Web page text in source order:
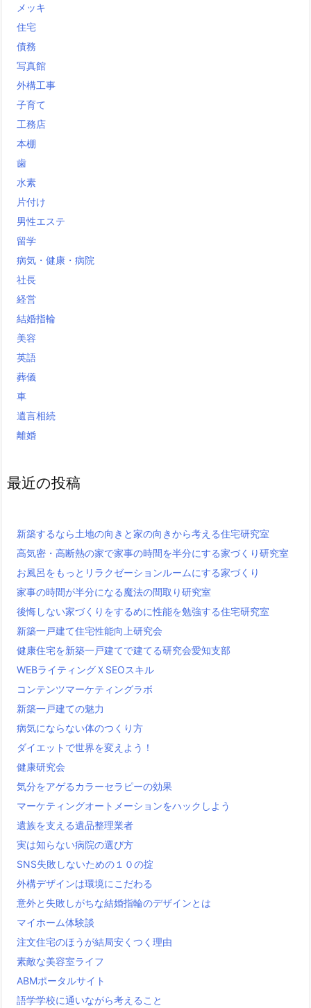
メッキ
住宅
債務
写真館
外構工事
子育て
工務店
本棚
歯
水素
片付け
男性エステ
留学
病気・健康・病院
社長
経営
結婚指輪
美容
英語
葬儀
車
遺言相続
離婚
最近の投稿
新築するなら土地の向きと家の向きから考える住宅研究室
高気密・高断熱の家で家事の時間を半分にする家づくり研究室
お風呂をもっとリラクゼーションルームにする家づくり
家事の時間が半分になる魔法の間取り研究室
後悔しない家づくりをするめに性能を勉強する住宅研究室
新築一戸建て住宅性能向上研究会
健康住宅を新築一戸建てで建てる研究会愛知支部
WEBライティングＸSEOスキル
コンテンツマーケティングラボ
新築一戸建ての魅力
病気にならない体のつくり方
ダイエットで世界を変えよう！
健康研究会
気分をアゲるカラーセラピーの効果
マーケティングオートメーションをハックしよう
遺族を支える遺品整理業者
実は知らない病院の選び方
SNS失敗しないための１０の掟
外構デザインは環境にこだわる
意外と失敗しがちな結婚指輪のデザインとは
マイホーム体験談
注文住宅のほうが結局安くつく理由
素敵な美容室ライフ
ABMポータルサイト
語学学校に通いながら考えること